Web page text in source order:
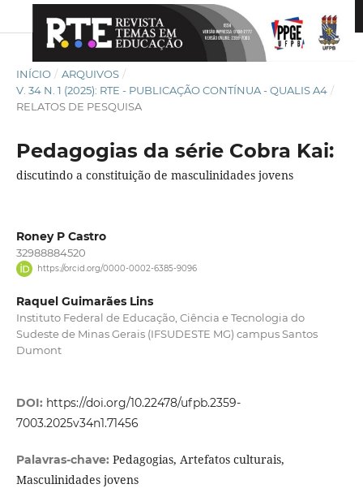
INÍCIO / ARQUIVOS /
V. 34 N. 1 (2025): RTE - PUBLICAÇÃO CONTÍNUA - QUALIS A4 /
RELATOS DE PESQUISA
Pedagogias da série Cobra Kai:
discutindo a constituição de masculinidades jovens
Roney P Castro
32988884520
https://orcid.org/0000-0002-6385-9096
Raquel Guimarães Lins
Instituto Federal de Educação, Ciência e Tecnologia do
Sudeste de Minas Gerais (IFSUDESTE MG) campus Santos
Dumont
DOI: https://doi.org/10.22478/ufpb.2359-
7003.2025v34n1.71456
Palavras-chave: Pedagogias, Artefatos culturais,
Masculinidades jovens